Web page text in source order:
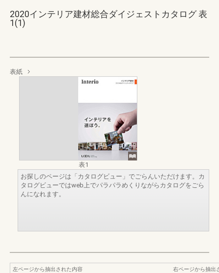
2020インテリア建材総合ダイジェストカタログ 表
1(1)
表紙
表1
お探しのページは「カタログビュー」でごらんいただけます。カ
タログビューではweb上でパラパラめくりながらカタログをごら
んになれます。
左ページから抽出された内容
右ページから抽出